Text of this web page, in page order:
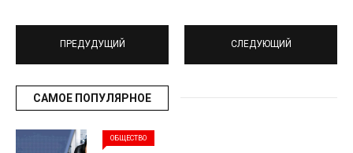
ПРЕДУДУЩИЙ СЛЕДУЮЩИЙ
САМОЕ ПОПУЛЯРНОЕ
ОБЩЕСТВО